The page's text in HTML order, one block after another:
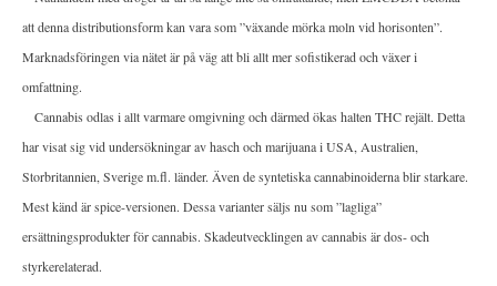
att denna distributionsform kan vara som ”växande mörka moln vid horisonten”.
Marknadsföringen via nätet är på väg att bli allt mer sofistikerad och växer i
omfattning.
Cannabis odlas i allt varmare omgivning och därmed ökas halten THC rejält. Detta
har visat sig vid undersökningar av hasch och marijuana i USA, Australien,
Storbritannien, Sverige m.fl. länder. Även de syntetiska cannabinoiderna blir starkare.
Mest känd är spice-versionen. Dessa varianter säljs nu som ”lagliga”
ersättningsprodukter för cannabis. Skadeutvecklingen av cannabis är dos- och
styrkerelaterad.